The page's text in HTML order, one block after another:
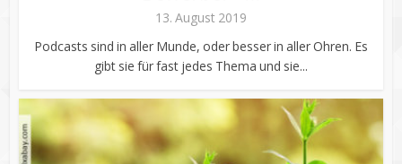
13. August 2019
Podcasts sind in aller Munde, oder besser in aller Ohren. Es
gibt sie für fast jedes Thema und sie...